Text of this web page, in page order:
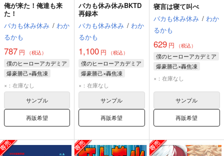
俺が来た！俺達も来
た！
バカも休み休み / わか
るかも
787 円 （税込）
僕のヒーローアカデミア
爆豪勝己×轟焦凍
轟焦凍
爆豪勝己
×：在庫なし
サンプル
再販希望
バカも休み休みBKTD
再録本
バカも休み休み / わか
るかも
1,100 円 （税込）
僕のヒーローアカデミア
爆豪勝己×轟焦凍
轟焦凍
爆豪勝己
×：在庫なし
サンプル
再販希望
寝言は寝て叫べ
バカも休み休み / わか
るかも
629円 （税込）
僕のヒーローアカデミア
爆豪勝己×轟焦凍
轟焦凍
爆豪勝己
×：在庫なし
サンプル
再販希望